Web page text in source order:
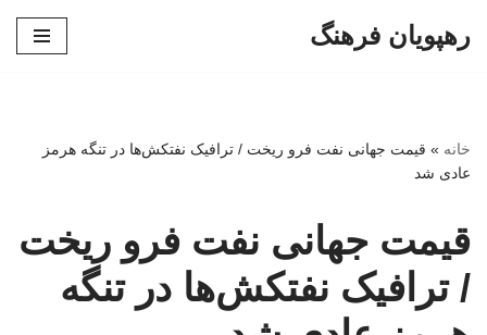
رهپویان فرهنگ
خانه » قیمت جهانی نفت فرو ریخت / ترافیک نفتکش‌ها در تنگه هرمز
عادی شد
قیمت جهانی نفت فرو ریخت
/ ترافیک نفتکش‌ها در تنگه